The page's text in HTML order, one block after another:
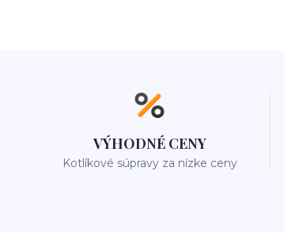
VÝHODNÉ CENY
Kotlíkové súpravy za nízke ceny